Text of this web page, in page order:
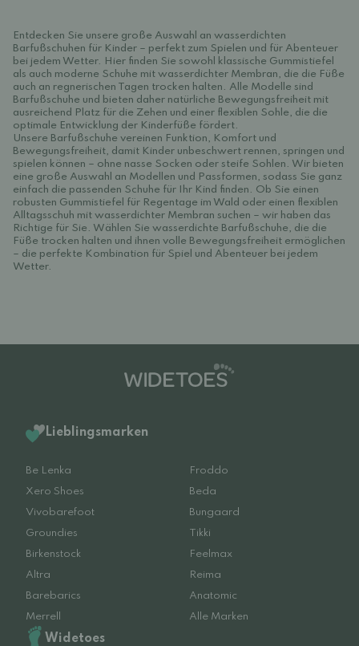
Entdecken Sie unsere große Auswahl an wasserdichten
Barfußschuhen für Kinder – perfekt zum Spielen und für Abenteuer
bei jedem Wetter. Hier finden Sie sowohl klassische Gummistiefel
als auch moderne Schuhe mit wasserdichter Membran, die die Füße
auch an regnerischen Tagen trocken halten. Alle Modelle sind
Barfußschuhe und bieten daher natürliche Bewegungsfreiheit mit
ausreichend Platz für die Zehen und einer flexiblen Sohle, die die
optimale Entwicklung der Kinderfüße fördert.
Unsere Barfußschuhe vereinen Funktion, Komfort und
Bewegungsfreiheit, damit Kinder unbeschwert rennen, springen und
spielen können – ohne nasse Socken oder steife Sohlen. Wir bieten
eine große Auswahl an Modellen und Passformen, sodass Sie ganz
einfach die passenden Schuhe für Ihr Kind finden. Ob Sie einen
robusten Gummistiefel für Regentage im Wald oder einen flexiblen
Alltagsschuh mit wasserdichter Membran suchen – wir haben das
Richtige für Sie. Wählen Sie wasserdichte Barfußschuhe, die die
Füße trocken halten und ihnen volle Bewegungsfreiheit ermöglichen
– die perfekte Kombination für Spiel und Abenteuer bei jedem
Wetter.
Lieblingsmarken
Be Lenka
Froddo
Xero Shoes
Beda
Vivobarefoot
Bungaard
Groundies
Tikki
Birkenstock
Feelmax
Altra
Reima
Barebarics
Anatomic
Merrell
Alle Marken
Widetoes